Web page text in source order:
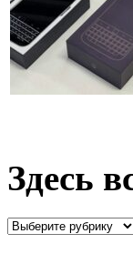
Здесь
Здесь